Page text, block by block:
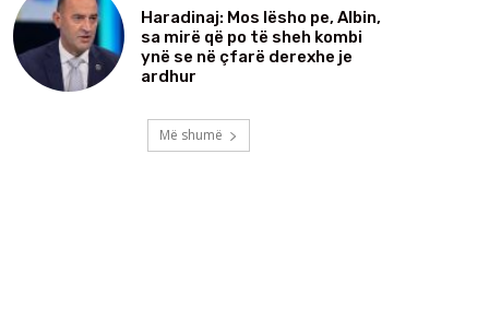
Haradinaj: Mos lësho pe, Albin,
sa mirë që po të sheh kombi
ynë se në çfarë derexhe je
ardhur
Më shumë